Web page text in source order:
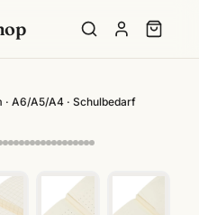
A6/A5/A4 · Schulbedarf